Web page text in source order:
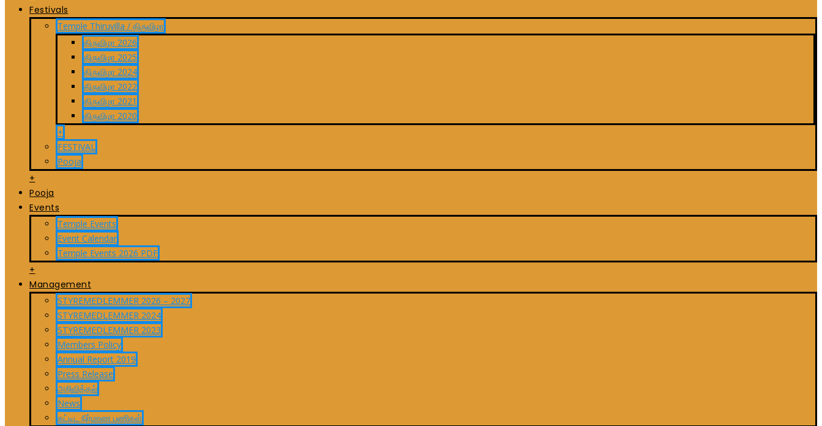
Festivals
Temple Thiruvilla / திருவிழா
திருவிழா 2026
திருவிழா 2025
திருவிழா 2024
திருவிழா 2022
திருவிழா 2021
திருவிழா 2020
+
FESTIVAL
Pooja
+
Pooja
Events
Temple Events
Event Calendar
Temple Events 2026 PDF
+
Management
STYREMEDLEMMER 2026 – 2027
STYREMEDLEMMER 2024
STYREMEDLEMMER 2023
Members Policy
Annual Report 2019
Press Release
அறிவித்தல்
News
கட்டிட நிர்மாண பணிகள்